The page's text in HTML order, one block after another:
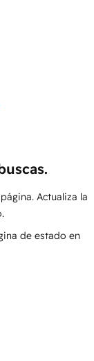
Actualiza la
de estado en